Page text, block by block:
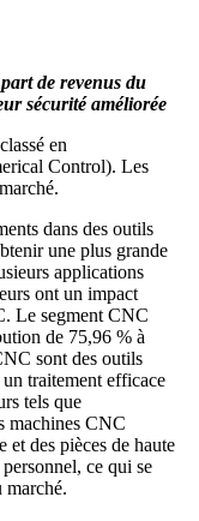
de revenus du
sécurité améliorée
en
Control). Les
dans des outils
une plus grande
applications
ont un impact
Le segment CNC
de 75,96 % à
sont des outils
traitement efficace
tels que
machines CNC
des pièces de haute
ce qui se
marché.